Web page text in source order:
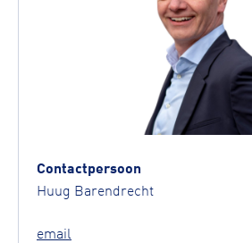
Contactpersoon
Huug Barendrecht
email